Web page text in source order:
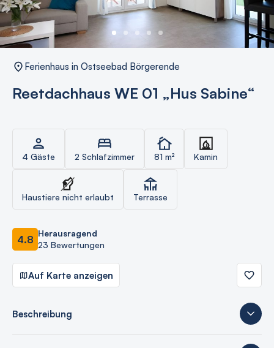
Ferienhaus in Ostseebad Börgerende
Reetdachhaus WE 01 „Hus Sabine“
4 Gäste 2 Schlafzimmer 81 m² Kamin
Haustiere nicht erlaubt Terrasse
4.8 Herausragend
23 Bewertungen
Auf Karte anzeigen
Beschreibung